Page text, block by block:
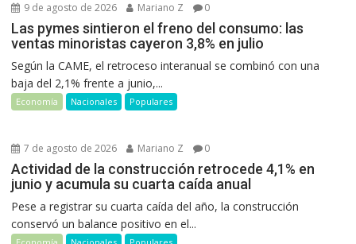
9 de agosto de 2026 Mariano Z 0
Las pymes sintieron el freno del consumo: las
ventas minoristas cayeron 3,8% en julio
Según la CAME, el retroceso interanual se combinó con una
baja del 2,1% frente a junio,...
Economía Nacionales Populares
7 de agosto de 2026 Mariano Z 0
Actividad de la construcción retrocede 4,1% en
junio y acumula su cuarta caída anual
Pese a registrar su cuarta caída del año, la construcción
conservó un balance positivo en el...